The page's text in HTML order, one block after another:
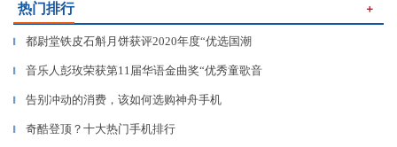
热门排行 ＋
▎ 都尉堂铁皮石斛月饼获评2020年度“优选国潮
▎ 音乐人彭玫荣获第11届华语金曲奖“优秀童歌音
▎ 告别冲动的消费，该如何选购神舟手机
▎ 奇酷登顶？十大热门手机排行